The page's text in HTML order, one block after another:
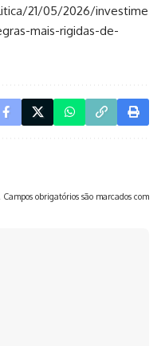
21/05/2026/investime
mais-rigidas-de-
Campos obrigatórios são marcados com